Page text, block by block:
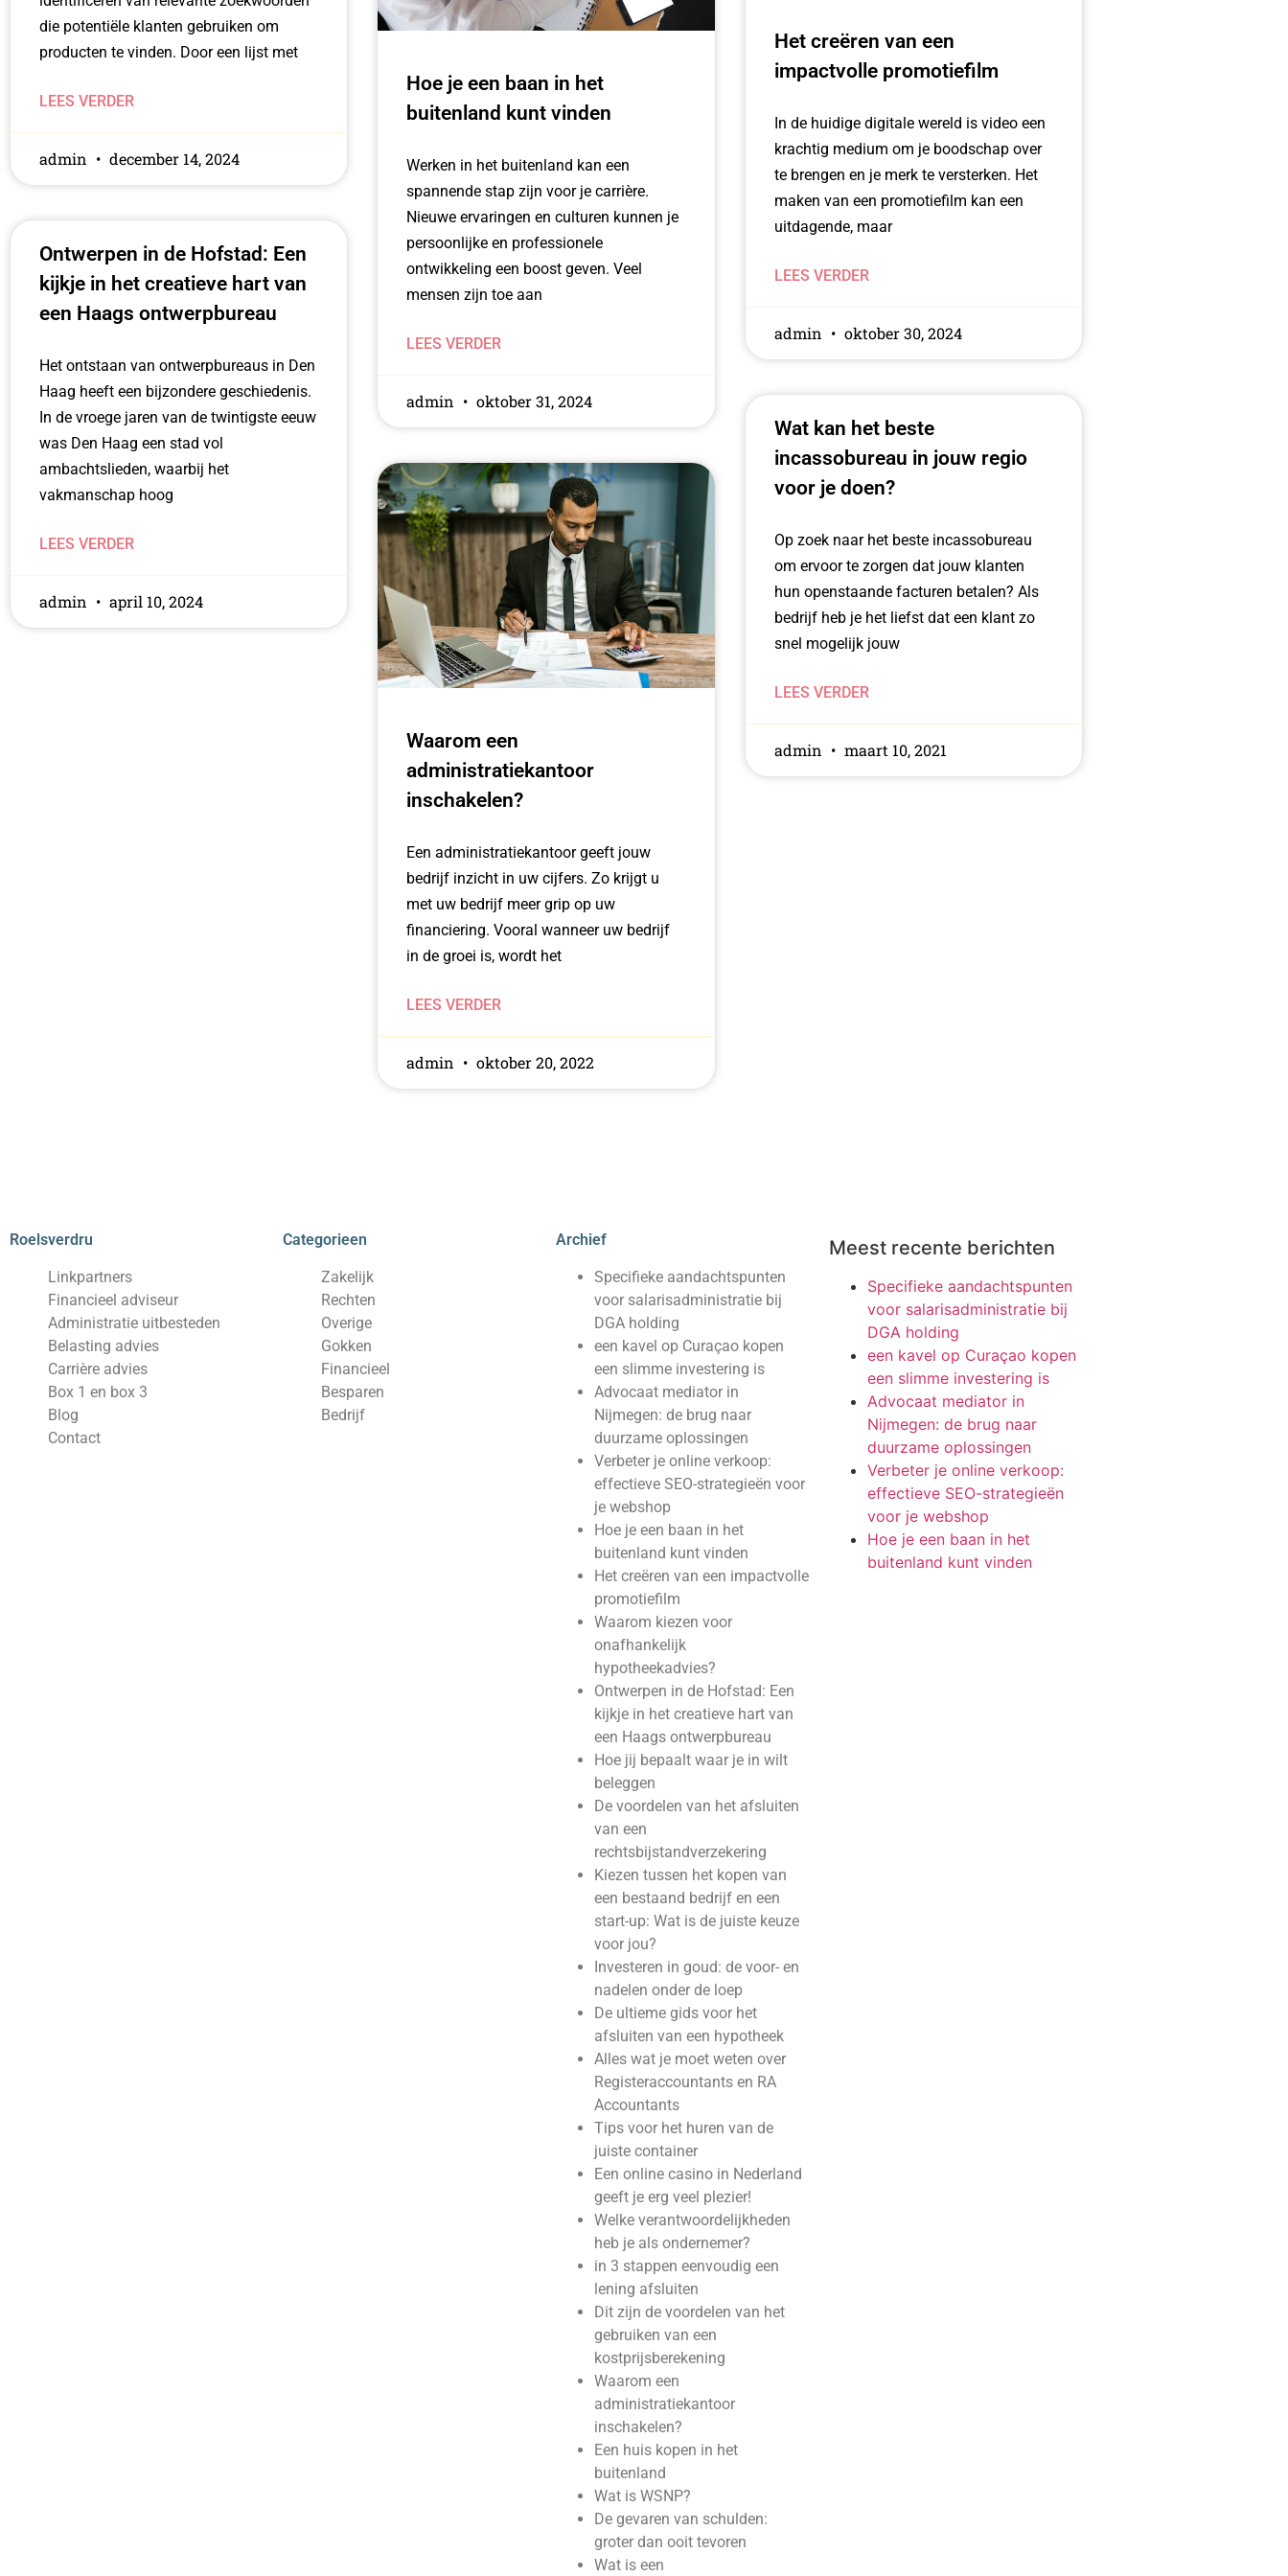
die potentiële klanten gebruiken om
producten te vinden. Door een lijst met
LEES VERDER
admin december 14, 2024
Hoe je een baan in het
buitenland kunt vinden
Werken in het buitenland kan een
spannende stap zijn voor je carrière.
Nieuwe ervaringen en culturen kunnen je
persoonlijke en professionele
ontwikkeling een boost geven. Veel
mensen zijn toe aan
LEES VERDER
admin oktober 31, 2024
Het creëren van een
impactvolle promotiefilm
In de huidige digitale wereld is video een
krachtig medium om je boodschap over
te brengen en je merk te versterken. Het
maken van een promotiefilm kan een
uitdagende, maar
LEES VERDER
admin oktober 30, 2024
Ontwerpen in de Hofstad: Een
kijkje in het creatieve hart van
een Haags ontwerpbureau
Het ontstaan van ontwerpbureaus in Den
Haag heeft een bijzondere geschiedenis.
In de vroege jaren van de twintigste eeuw
was Den Haag een stad vol
ambachtslieden, waarbij het
vakmanschap hoog
LEES VERDER
admin april 10, 2024
Waarom een
administratiekantoor
inschakelen?
Een administratiekantoor geeft jouw
bedrijf inzicht in uw cijfers. Zo krijgt u
met uw bedrijf meer grip op uw
financiering. Vooral wanneer uw bedrijf
in de groei is, wordt het
LEES VERDER
admin oktober 20, 2022
Wat kan het beste
incassobureau in jouw regio
voor je doen?
Op zoek naar het beste incassobureau
om ervoor te zorgen dat jouw klanten
hun openstaande facturen betalen? Als
bedrijf heb je het liefst dat een klant zo
snel mogelijk jouw
LEES VERDER
admin maart 10, 2021
Roelsverdru
Linkpartners
Financieel adviseur
Administratie uitbesteden
Belasting advies
Carrière advies
Box 1 en box 3
Blog
Contact
Categorieen
Zakelijk
Rechten
Overige
Gokken
Financieel
Besparen
Bedrijf
Archief
Specifieke aandachtspunten
voor salarisadministratie bij
DGA holding
een kavel op Curaçao kopen
een slimme investering is
Advocaat mediator in
Nijmegen: de brug naar
duurzame oplossingen
Verbeter je online verkoop:
effectieve SEO-strategieën voor
je webshop
Hoe je een baan in het
buitenland kunt vinden
Het creëren van een impactvolle
promotiefilm
Waarom kiezen voor
onafhankelijk
hypotheekadvies?
Ontwerpen in de Hofstad: Een
kijkje in het creatieve hart van
een Haags ontwerpbureau
Hoe jij bepaalt waar je in wilt
beleggen
De voordelen van het afsluiten
van een
rechtsbijstandverzekering
Kiezen tussen het kopen van
een bestaand bedrijf en een
start-up: Wat is de juiste keuze
voor jou?
Investeren in goud: de voor- en
nadelen onder de loep
De ultieme gids voor het
afsluiten van een hypotheek
Alles wat je moet weten over
Registeraccountants en RA
Accountants
Tips voor het huren van de
juiste container
Een online casino in Nederland
geeft je erg veel plezier!
Welke verantwoordelijkheden
heb je als ondernemer?
in 3 stappen eenvoudig een
lening afsluiten
Dit zijn de voordelen van het
gebruiken van een
kostprijsberekening
Waarom een
administratiekantoor
inschakelen?
Een huis kopen in het
buitenland
Wat is WSNP?
De gevaren van schulden:
groter dan ooit tevoren
Wat is een
Meest recente berichten
Specifieke aandachtspunten
voor salarisadministratie bij
DGA holding
een kavel op Curaçao kopen
een slimme investering is
Advocaat mediator in
Nijmegen: de brug naar
duurzame oplossingen
Verbeter je online verkoop:
effectieve SEO-strategieën
voor je webshop
Hoe je een baan in het
buitenland kunt vinden